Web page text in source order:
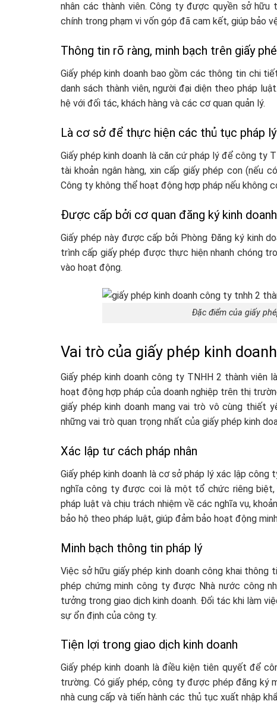
nhân các thành viên. Công ty được quyền sở
chính trong phạm vi vốn góp đã cam kết, giúp bảo
Thông tin rõ ràng, minh bạch trên giấy
Giấy phép kinh doanh bao gồm các thông tin chi
danh sách thành viên, người đại diện theo pháp
hệ với đối tác, khách hàng và các cơ quan quản lý.
Là cơ sở để thực hiện các thủ tục pháp
Giấy phép kinh doanh là căn cứ pháp lý để công ty
tài khoản ngân hàng, xin cấp giấy phép con (nếu
Công ty không thể hoạt động hợp pháp nếu không
Được cấp bởi cơ quan đăng ký kinh
Giấy phép này được cấp bởi Phòng Đăng ký kinh
trình cấp giấy phép được thực hiện nhanh chóng
vào hoạt động.
Đặc điểm của giấy
Vai trò của giấy phép kinh
Giấy phép kinh doanh công ty TNHH 2 thành viên
hoạt động hợp pháp của doanh nghiệp trên thị
giấy phép kinh doanh mang vai trò vô cùng thiết
những vai trò quan trọng nhất của giấy phép kinh
Xác lập tư cách pháp nhân
Giấy phép kinh doanh là cơ sở pháp lý xác lập
nghĩa công ty được coi là một tổ chức riêng biệt,
pháp luật và chịu trách nhiệm về các nghĩa vụ,
bảo hộ theo pháp luật, giúp đảm bảo hoạt động
Minh bạch thông tin pháp lý
Việc sở hữu giấy phép kinh doanh công khai
phép chứng minh công ty được Nhà nước công
tưởng trong giao dịch kinh doanh. Đối tác khi làm
sự ổn định của công ty.
Tiện lợi trong giao dịch kinh doanh
Giấy phép kinh doanh là điều kiện tiên quyết để
trường. Có giấy phép, công ty được phép đăng ký
nhà cung cấp và tiến hành các thủ tục xuất nhập